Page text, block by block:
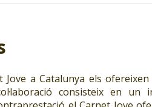
Jove a Catalunya els
consisteix en